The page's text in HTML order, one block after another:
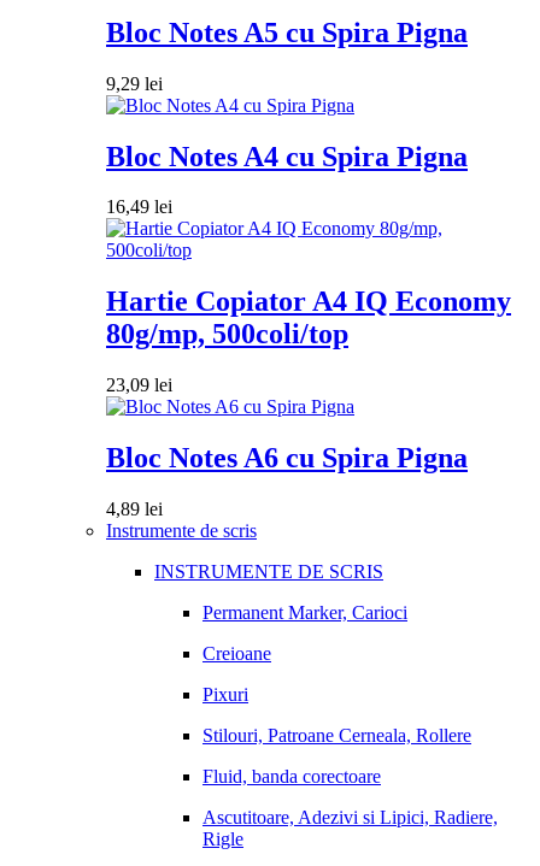
Bloc Notes A5 cu Spira Pigna
9,29 lei
Bloc Notes A4 cu Spira Pigna
16,49 lei
Hartie Copiator A4 IQ Economy
80g/mp, 500coli/top
23,09 lei
Bloc Notes A6 cu Spira Pigna
4,89 lei
Instrumente de scris
INSTRUMENTE DE SCRIS
Permanent Marker, Carioci
Creioane
Pixuri
Stilouri, Patroane Cerneala, Rollere
Fluid, banda corectoare
Ascutitoare, Adezivi si Lipici, Radiere,
Rigle